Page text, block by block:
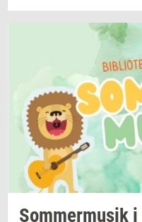
Som­mer­mu­sik i